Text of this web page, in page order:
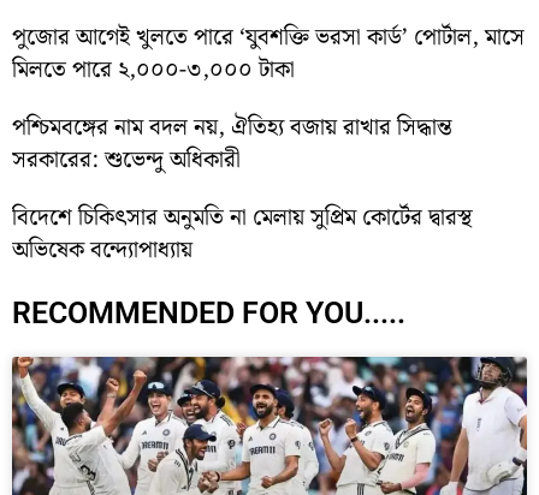
পুজোর আগেই খুলতে পারে ‘যুবশক্তি ভরসা কার্ড’ পোর্টাল, মাসে
মিলতে পারে ২,০০০-৩,০০০ টাকা
পশ্চিমবঙ্গের নাম বদল নয়, ঐতিহ্য বজায় রাখার সিদ্ধান্ত
সরকারের: শুভেন্দু অধিকারী
বিদেশে চিকিৎসার অনুমতি না মেলায় সুপ্রিম কোর্টের দ্বারস্থ
অভিষেক বন্দ্যোপাধ্যায়
RECOMMENDED FOR YOU.....